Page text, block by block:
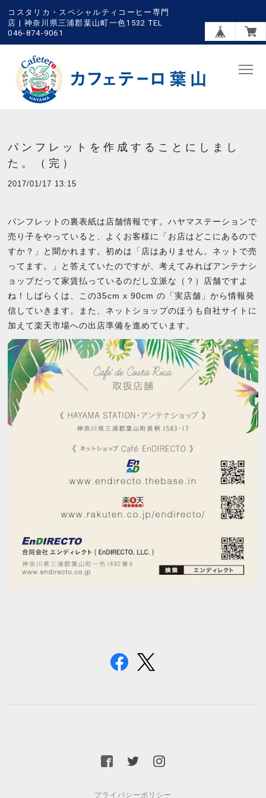
コスタリカ・スペシャルティコーヒー専門
店 | 神奈川県三浦郡葉山町一色1532 TEL
046-874-9061
パンフレットを作成することにしまし
た。（完）
2017/01/17 13:15
パンフレットの裏表紙は店舗情報です。ハヤマステーションで
売り子をやっていると、よくお客様に「お店はどこにあるので
すか？」と聞かれます。初めは「店はありません。ネットで売
ってます。」と答えていたのですが、考えてみればアンテナシ
ョップだって家賃払っているのだし立派な（？）店舗ですよ
ね！しばらくは、この35cm x 90cm の「実店舗」から情報発
信していきます。また、ネットショップのほうも自社サイトに
加えて楽天市場への出店準備を進めています。
プライバシーポリシー